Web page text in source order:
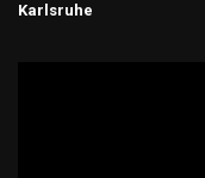
Karlsruhe